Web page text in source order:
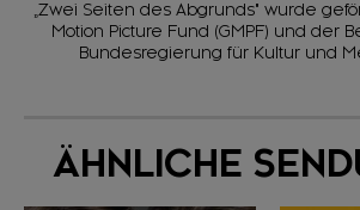
„Zwei Seiten des Abgrunds" wurde
Motion Picture Fund (GMPF) und der
Bundesregierung für Kultur und
ÄHNLICHE